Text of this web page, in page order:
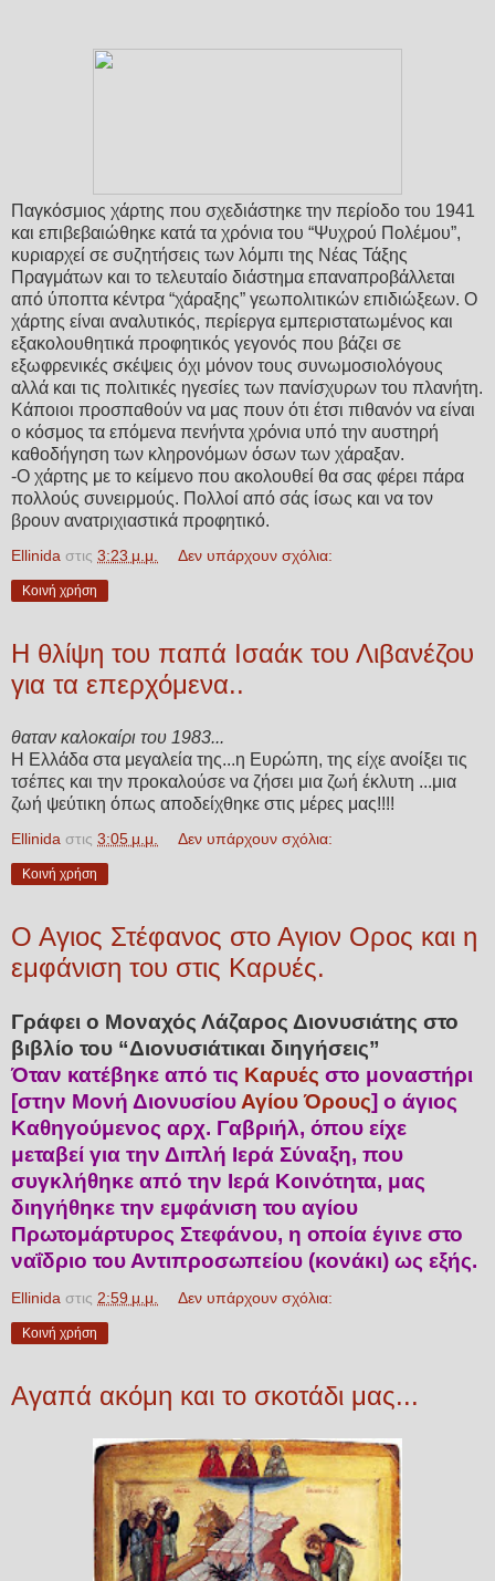
Παγκόσμιος χάρτης που σχεδιάστηκε την περίοδο του 1941
και επιβεβαιώθηκε κατά τα χρόνια του “Ψυχρού Πολέμου”,
κυριαρχεί σε συζητήσεις των λόμπι της Νέας Τάξης
Πραγμάτων και το τελευταίο διάστημα επαναπροβάλλεται
από ύποπτα κέντρα “χάραξης” γεωπολιτικών επιδιώξεων. Ο
χάρτης είναι αναλυτικός, περίεργα εμπεριστατωμένος και
εξακολουθητικά προφητικός γεγονός που βάζει σε
εξωφρενικές σκέψεις όχι μόνον τους συνωμοσιολόγους
αλλά και τις πολιτικές ηγεσίες των πανίσχυρων του πλανήτη.
Κάποιοι προσπαθούν να μας πουν ότι έτσι πιθανόν να είναι
ο κόσμος τα επόμενα πενήντα χρόνια υπό την αυστηρή
καθοδήγηση των κληρονόμων όσων των χάραξαν.
-Ο χάρτης με το κείμενο που ακολουθεί θα σας φέρει πάρα
πολλούς συνειρμούς. Πολλοί από σάς ίσως και να τον
βρουν ανατριχιαστικά προφητικό.
Ellinida στις 3:23 μ.μ. Δεν υπάρχουν σχόλια:
Κοινή χρήση
Η θλίψη του παπά Ισαάκ του Λιβανέζου
για τα επερχόμενα..
θαταν καλοκαίρι του 1983...
Η Ελλάδα στα μεγαλεία της...η Ευρώπη, της είχε ανοίξει τις
τσέπες και την προκαλούσε να ζήσει μια ζωή έκλυτη ...μια
ζωή ψεύτικη όπως αποδείχθηκε στις μέρες μας!!!!
Ellinida στις 3:05 μ.μ. Δεν υπάρχουν σχόλια:
Κοινή χρήση
Ο Αγιος Στέφανος στο Αγιον Ορος και η
εμφάνιση του στις Καρυές.
Γράφει ο Μοναχός Λάζαρος Διονυσιάτης στο
βιβλίο του “Διονυσιάτικαι διηγήσεις”
Όταν κατέβηκε από τις Καρυές στο μοναστήρι
[στην Μονή ΔιονυσίουΑγίου Όρους] ο άγιος
Καθηγούμενος αρχ. Γαβριήλ, όπου είχε
μεταβεί για την Διπλή Ιερά Σύναξη, που
συγκλήθηκε από την Ιερά Κοινότητα, μας
διηγήθηκε την εμφάνιση του αγίου
Πρωτομάρτυρος Στεφάνου, η οποία έγινε στο
ναΐδριο του Αντιπροσωπείου (κονάκι) ως εξής.
Ellinida στις 2:59 μ.μ. Δεν υπάρχουν σχόλια:
Κοινή χρήση
Αγαπά ακόμη και το σκοτάδι μας...